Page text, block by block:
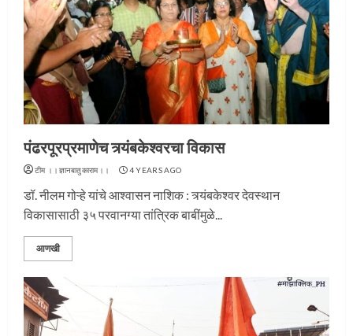
पंढरपूरप्रमाणेच त्र्यंबकेश्वरचा विकास
टीम ।।ज्ञानबातुकाराम।। 4 YEARS AGO
डॉ. नीलम गोऱ्हे यांचे आश्वासन नाशिक : त्र्यंबकेश्वर देवस्थान
विकासासाठी ३५ परवानग्या तांत्रिक बाबींमुळे...
आणखी